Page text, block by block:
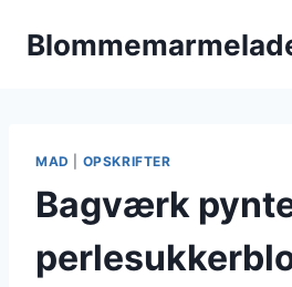
MAD OPSKRIFTER
Bagværk